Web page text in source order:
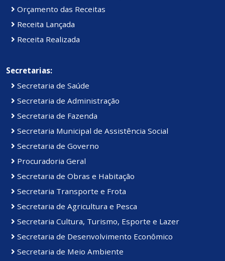
Orçamento das Receitas
Receita Lançada
Receita Realizada
Secretarias:
Secretaria de Saúde
Secretaria de Administração
Secretaria de Fazenda
Secretaria Municipal de Assistência Social
Secretaria de Governo
Procuradoria Geral
Secretaria de Obras e Habitação
Secretaria Transporte e Frota
Secretaria de Agricultura e Pesca
Secretaria Cultura, Turismo, Esporte e Lazer
Secretaria de Desenvolvimento Econômico
Secretaria de Meio Ambiente